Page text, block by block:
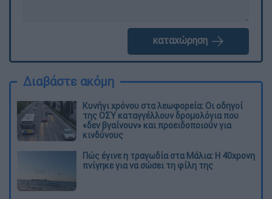
καταχώρηση
Διαβάστε ακόμη
Κυνήγι χρόνου στα λεωφορεία: Οι οδηγοί
της ΟΣΥ καταγγέλλουν δρομολόγια που
«δεν βγαίνουν» και προειδοποιούν για
κινδύνους
Πώς έγινε η τραγωδία στα Μάλια: Η 40χρονη
πνίγηκε για να σώσει τη φίλη της